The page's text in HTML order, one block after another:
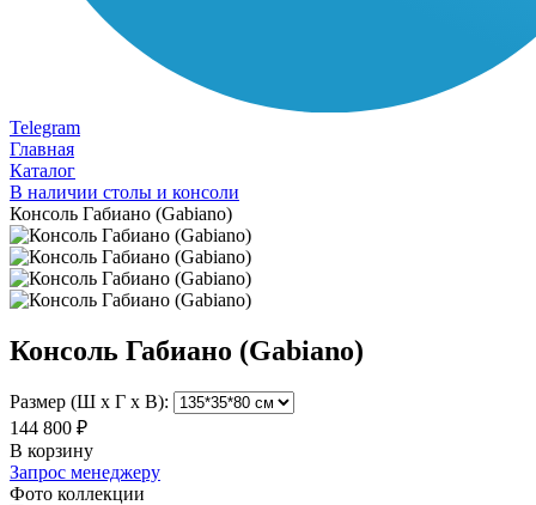
Telegram
Главная
Каталог
В наличии столы и консоли
Консоль Габиано (Gabiano)
Консоль Габиано (Gabiano)
Размер (Ш х Г х В):
144 800 ₽
В корзину
Запрос менеджеру
Фото коллекции